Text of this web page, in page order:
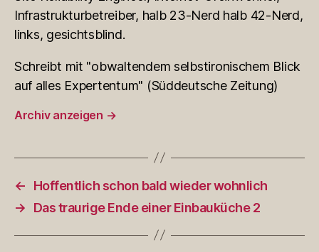
Infrastrukturbetreiber, halb 23-Nerd halb 42-Nerd,
links, gesichtsblind.
Schreibt mit "obwaltendem selbstironischem Blick
auf alles Expertentum" (Süddeutsche Zeitung)
Archiv anzeigen →
←
Hoffentlich schon bald wieder wohnlich
→
Das traurige Ende einer Einbauküche 2